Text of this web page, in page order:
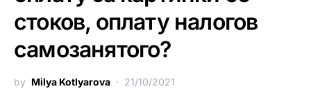
стоков, оплату налогов
самозанятого?
by Milya Kotlyarova 21/10/2021